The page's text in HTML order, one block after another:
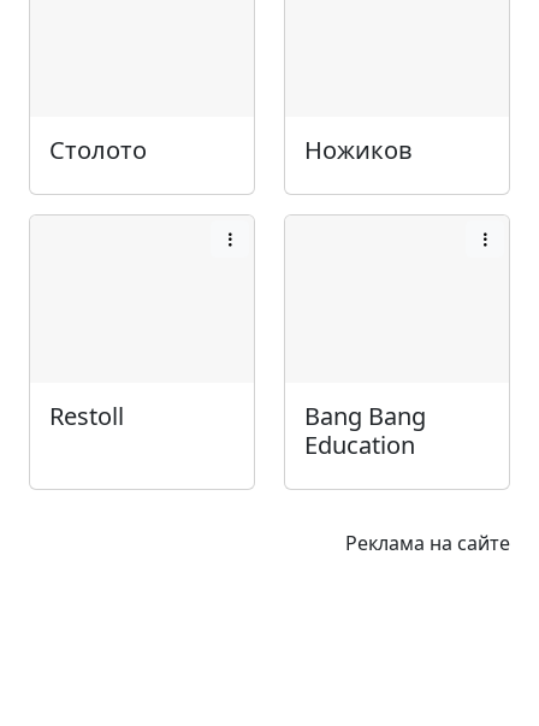
Столото Ножиков
Restoll
Bang Bang
Education
Реклама на сайте